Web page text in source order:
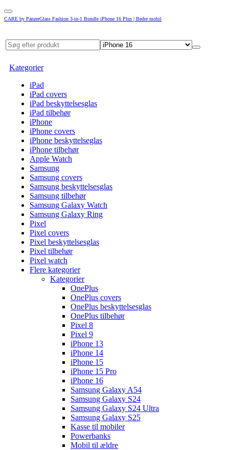
CARE by PanzerGlass Fashion 3-in-1 Bundle iPhone 16 Plus | Bedre mobil
Kategorier
iPad
iPad covers
iPad beskyttelsesglas
iPad tilbehør
iPhone
iPhone covers
iPhone beskyttelseglas
iPhone tilbehør
Apple Watch
Samsung
Samsung covers
Samsung beskyttelsesglas
Samsung tilbehør
Samsung Galaxy Watch
Samsung Galaxy Ring
Pixel
Pixel covers
Pixel beskyttelsesglas
Pixel tilbehør
Pixel watch
Flere kategorier
Kategorier
OnePlus
OnePlus covers
OnePlus beskyttelsesglas
OnePlus tilbehør
Pixel 8
Pixel 9
iPhone 13
iPhone 14
iPhone 15
iPhone 15 Pro
iPhone 16
Samsung Galaxy A54
Samsung Galaxy S24
Samsung Galaxy S24 Ultra
Samsung Galaxy S25
Kasse til mobiler
Powerbanks
Mobil til ældre